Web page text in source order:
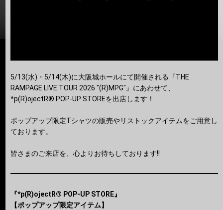
5/13(水)・5/14(木)に大阪城ホールにて開催される『THE
RAMPAGE LIVE TOUR 2026 "(R)MPG"』にあわせて、
*p(R)ojectR® POP-UP STOREを出店します！
ポップアップ限定Tシャツの販売やリストックアイテムをご用意し
ております。
皆さまのご来店を、心よりお待ちしております!!
『*p(R)ojectR® POP-UP STORE』
【ポップアップ限定アイテム】